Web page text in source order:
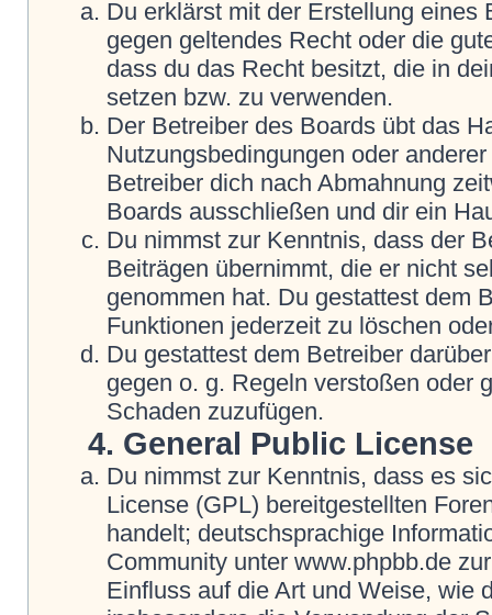
Du erklärst mit der Erstellung eines
gegen geltendes Recht oder die
dass du das Recht besitzt, die in
setzen bzw. zu verwenden.
Der Betreiber des Boards übt das
Nutzungsbedingungen oder
Betreiber dich nach Abmahnung
Boards ausschließen und dir ein
Du nimmst zur Kenntnis, dass der
Beiträgen übernimmt, die er nicht
genommen hat. Du gestattest dem
Funktionen jederzeit zu löschen
Du gestattest dem Betreiber
gegen o. g. Regeln verstoßen oder
Schaden zuzufügen.
4. General Public License
Du nimmst zur Kenntnis, dass es
License (GPL) bereitgestellten
handelt; deutschsprachige
Community unter www.phpbb.de
Einfluss auf die Art und Weise, wie